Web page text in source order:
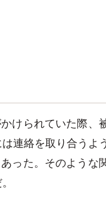
けられていた際、
連絡を取り合うよ
った。そのような